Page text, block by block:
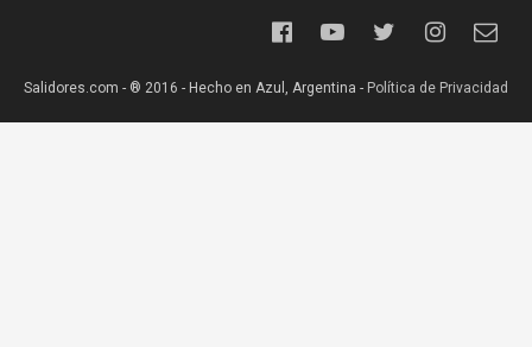
Salidores.com - ® 2016 - Hecho en Azul, Argentina - Política de Privacidad